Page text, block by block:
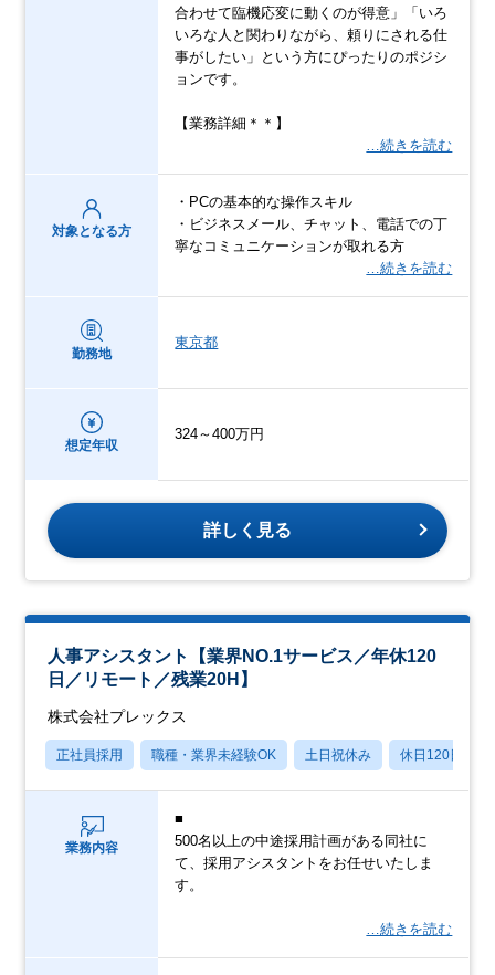
合わせて臨機応変に動くのが得意」「いろ
いろな人と関わりながら、頼りにされる仕
事がしたい」という方にぴったりのポジシ
ョンです。
【業務詳細＊＊】
…続きを読む
対象となる方
・PCの基本的な操作スキル
・ビジネスメール、チャット、電話での丁
寧なコミュニケーションが取れる方
…続きを読む
勤務地
東京都
想定年収
324～400万円
詳しく見る
人事アシスタント【業界NO.1サービス／年休120
日／リモート／残業20H】
株式会社プレックス
正社員採用 職種・業界未経験OK 土日祝休み 休日120日以上
業務内容
■
500名以上の中途採用計画がある同社に
て、採用アシスタントをお任せいたしま
す。
…続きを読む